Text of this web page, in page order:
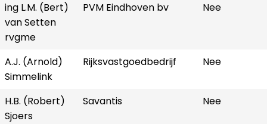
ing L.M. (Bert)
van Setten
rvgme
PVM Eindhoven bv Nee
A.J. (Arnold)
Simmelink
Rijksvastgoedbedrijf Nee
H.B. (Robert)
Sjoers
Savantis Nee